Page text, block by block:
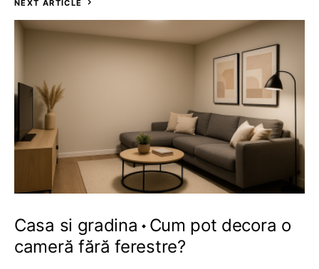
NEXT ARTICLE
Casa si gradina
Cum pot decora o
cameră fără ferestre?